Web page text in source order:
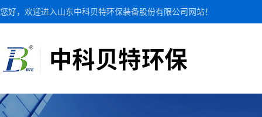
您好，欢迎进入山东中科贝特环保装备股份有限公司网站！